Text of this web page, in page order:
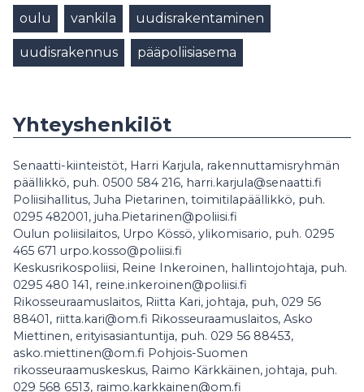
oulu vankila uudisrakentaminen
uudisrakennus pääpoliisiasema
Yhteyshenkilöt
Senaatti-kiinteistöt, Harri Karjula, rakennuttamisryhmän
päällikkö, puh. 0500 584 216, harri.karjula@senaatti.fi
Poliisihallitus, Juha Pietarinen, toimitilapäällikkö, puh.
0295 482001, juha.Pietarinen@poliisi.fi
Oulun poliisilaitos, Urpo Kössö, ylikomisario, puh. 0295
465 671 urpo.kosso@poliisi.fi
Keskusrikospoliisi, Reine Inkeroinen, hallintojohtaja, puh.
0295 480 141, reine.inkeroinen@poliisi.fi
Rikosseuraamuslaitos, Riitta Kari, johtaja, puh, 029 56
88401, riitta.kari@om.fi Rikosseuraamuslaitos, Asko
Miettinen, erityisasiantuntija, puh. 029 56 88453,
asko.miettinen@om.fi Pohjois-Suomen
rikosseuraamuskeskus, Raimo Kärkkäinen, johtaja, puh.
029 568 6513, raimo.karkkainen@om.fi